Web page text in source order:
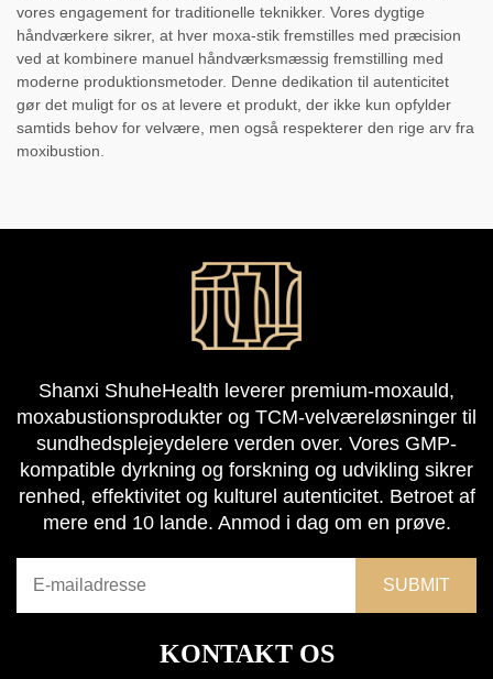
vores engagement for traditionelle teknikker. Vores dygtige
håndværkere sikrer, at hver moxa-stik fremstilles med præcision
ved at kombinere manuel håndværksmæssig fremstilling med
moderne produktionsmetoder. Denne dedikation til autenticitet
gør det muligt for os at levere et produkt, der ikke kun opfylder
samtids behov for velvære, men også respekterer den rige arv fra
moxibustion.
Shanxi ShuheHealth leverer premium-moxauld,
moxabustionsprodukter og TCM-velværeløsninger til
sundhedsplejeydelere verden over. Vores GMP-
kompatible dyrkning og forskning og udvikling sikrer
renhed, effektivitet og kulturel autenticitet. Betroet af
mere end 10 lande. Anmod i dag om en prøve.
KONTAKT OS